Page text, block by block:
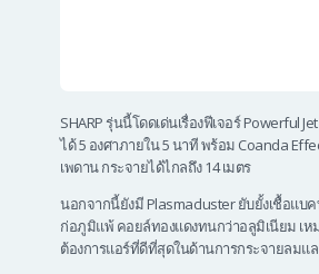
SHARP รุ่นนี้โดดเด่นเรื่องฟีเจอร์ Powerful
ได้ 5 องศาภายใน 5 นาที พร้อม Coanda
เพดาน กระจายได้ไกลถึง 14 เมตร
นอกจากนี้ยังมี Plasmacluster ยับยั้งเชื้อแบค
ก่อภูมิแพ้ คอยล์ทองแดงทนกว่าอลูมิเนียม เห
ต้องการแอร์ที่ดีที่สุดในด้านการกระจายลม